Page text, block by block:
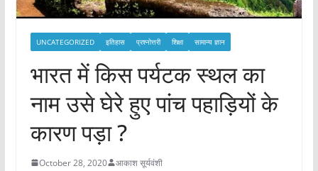
UNCATEGORIZED इतिहास प्रश्नोत्तरी शिक्षा सामान्य ज्ञान
भारत में किस पर्यटक स्थल का
नाम उसे घेरे हुए पांच पहाड़ियों के
कारण पड़ा ?
October 28, 2020 आकाश सूर्यवंशी